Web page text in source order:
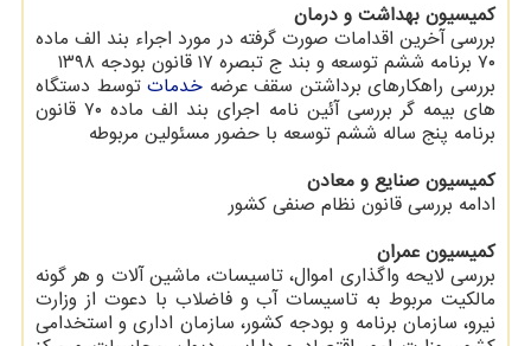
كمیسیون بهداشت و درمان
بررسی آخرین اقدامات صورت گرفته در مورد اجراء بند الف ماده
۷۰ برنامه ششم توسعه و بند ج تبصره ۱۷ قانون بودجه ۱۳۹۸
بررسی راهكارهای برداشتن سقف عرضه خدماتتوسط دستگاه
های بیمه گر بررسی آئین نامه اجرای بند الف ماده ۷۰ قانون
برنامه پنج ساله ششم توسعه با حضور مسئولین مربوطه
كمیسیون صنایع و معادن
ادامه بررسی قانون نظام صنفی كشور
كمیسیون عمران
بررسی لایحه واگذاری اموال، تاسیسات، ماشین آلات و هر گونه
مالكیت مربوط به تاسیسات آب و فاضلاب با دعوت از وزارت
نیرو، سازمان برنامه و بودجه كشور، سازمان اداری و استخدامی